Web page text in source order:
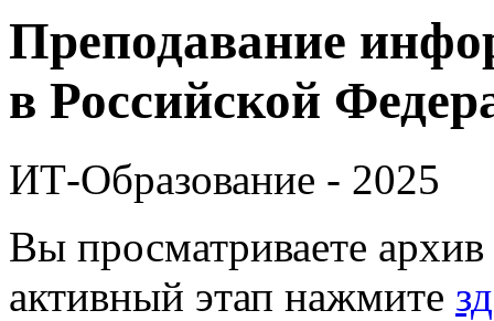
Преподавание
в Российской
ИТ-Образование - 2025
Вы просматриваете
активный этап нажмите